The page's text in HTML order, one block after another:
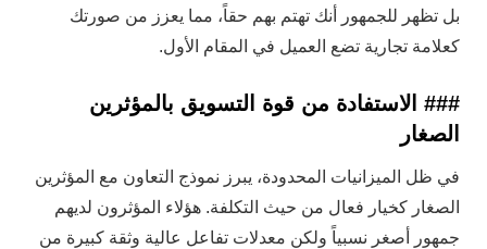
بل تظهر للجمهور أنك تهتم بهم حقاً، مما يعزز من صورتك
كعلامة تجارية تضع العميل في المقام الأول.
### الاستفادة من قوة التسويق بالمؤثرين
الصغار
في ظل الميزانيات المحدودة، يبرز نموذج التعاون مع المؤثرين
الصغار كخيار فعال من حيث التكلفة. هؤلاء المؤثرون لديهم
جمهور أصغر نسبياً ولكن معدلات تفاعل عالية وثقة كبيرة من